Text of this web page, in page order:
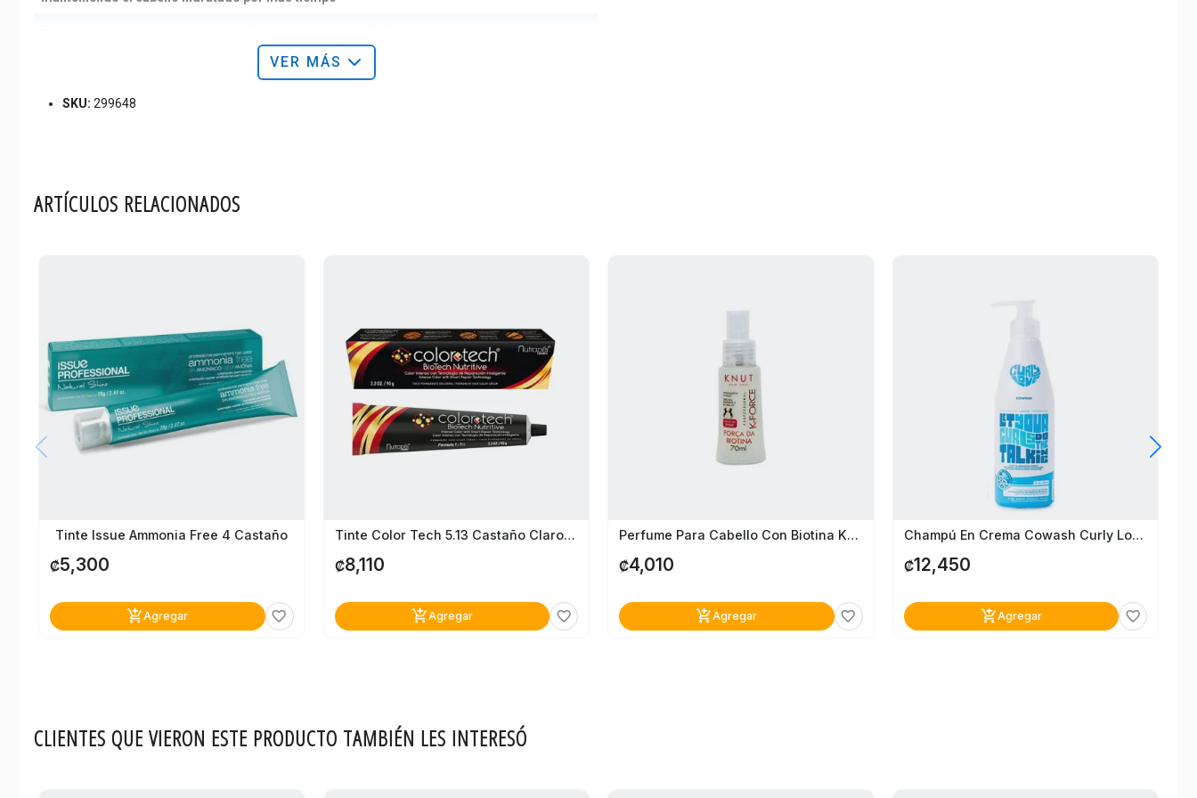
Reduce la formación de las puntas abiertas
VER MÁS
SKU: 299648
ARTÍCULOS RELACIONADOS
Tinte Issue Ammonia Free 4 Castaño
₡5,300
add_shopping_cartAgregar favorite_border
Tinte Color Tech 5.13 Castaño Claro Profundo Cenizo Dorado
₡8,110
add_shopping_cartAgregar favorite_border
Perfume Para Cabello Con Biotina Knut
₡4,010
add_shopping_cartAgregar favorite_border
Champú En Crema Cowash Curly Love 290Ml
₡12,450
add_shopping_cartAgregar favorite_border
CLIENTES QUE VIERON ESTE PRODUCTO TAMBIÉN LES INTERESÓ